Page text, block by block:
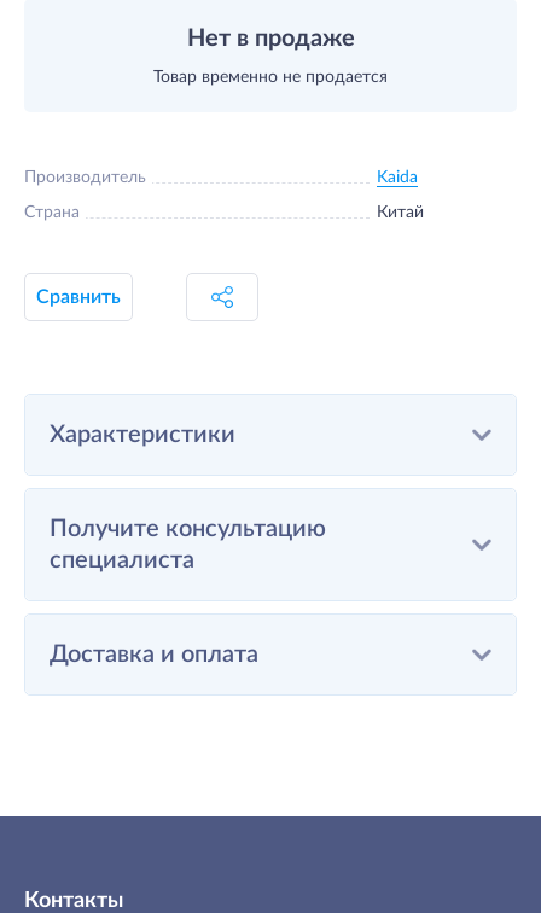
Нет в продаже
Товар временно не продается
Производитель Kaida
Страна Китай
Сравнить
Характеристики
Получите консультацию
специалиста
Доставка и оплата
Контакты